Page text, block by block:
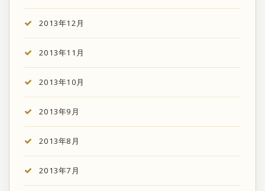
2013年12月
2013年11月
2013年10月
2013年9月
2013年8月
2013年7月